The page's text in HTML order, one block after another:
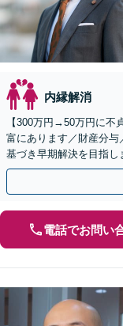
内縁解消
【300万円→50万円に不
富にあります／財産分
基づき早期解決を目指
添い丁寧に対応します
電話でお問い